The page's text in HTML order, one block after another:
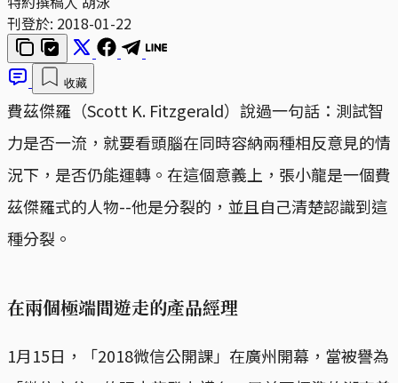
刊登於: 2018-01-22
收藏
費茲傑羅（Scott K. Fitzgerald）說過一句話：測試智
力是否一流，就要看頭腦在同時容納兩種相反意見的情
況下，是否仍能運轉。在這個意義上，張小龍是一個費
茲傑羅式的人物--他是分裂的，並且自己清楚認識到這
種分裂。
在兩個極端間遊走的產品經理
1月15日，「2018微信公開課」在廣州開幕，當被譽為